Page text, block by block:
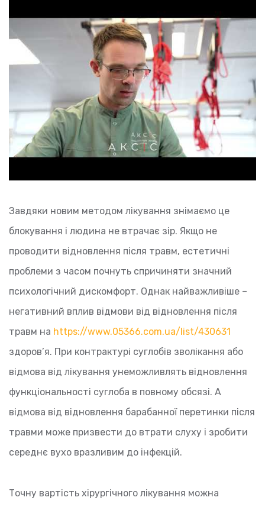
Завдяки новим методом лікування знімаємо це
блокування і людина не втрачає зір. Якщо не
проводити відновлення після травм, естетичні
проблеми з часом почнуть спричиняти значний
психологічний дискомфорт. Однак найважливіше –
негативний вплив відмови від відновлення після
травм на https://www.05366.com.ua/list/430631
здоров’я. При контрактурі суглобів зволікання або
відмова від лікування унеможливлять відновлення
функціональності суглоба в повному обсязі. А
відмова від відновлення барабанної перетинки після
травми може призвести до втрати слуху і зробити
середнє вухо вразливим до інфекцій.
Точну вартість хірургічного лікування можна